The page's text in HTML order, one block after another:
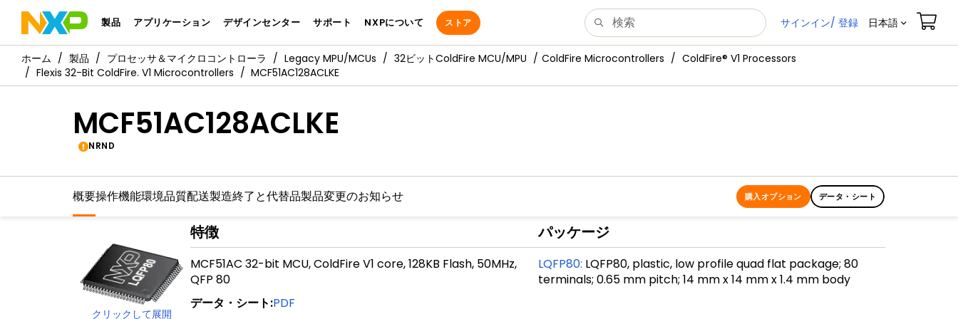
製品 アプリケーション デザインセンター サポート NXPについて ストア サインイン/ 登録 日本語
製品 プロセッサ＆マイクロコントローラ Legacy MPU/MCUs 32ビットColdFire MCU/MPU ColdFire Microcontrollers
ColdFire® V1 Processors
Flexis 32-Bit ColdFire. V1 Microcontrollers
MCF51AC128ACLKE
MCF51AC128ACLKE
NRND
概要操作機能環境品質配送製造終了と代替品製品変更のお知らせ 購入オプション データ・シート
クリックして展開
特徴
MCF51AC 32-bit MCU, ColdFire V1 core, 128KB Flash, 50MHz,
QFP 80
データ・シート:PDF
パッケージ
LQFP80: LQFP80, plastic, low profile quad flat package; 80
terminals; 0.65 mm pitch; 14 mm x 14 mm x 1.4 mm body